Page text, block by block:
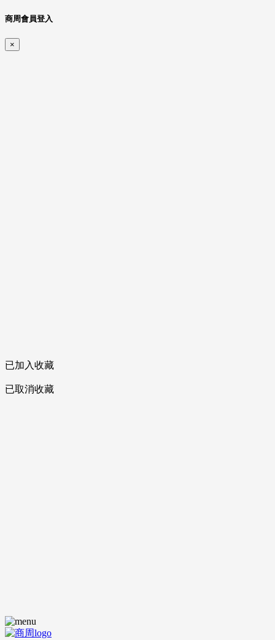
商周會員登入
×
已加入收藏
已取消收藏